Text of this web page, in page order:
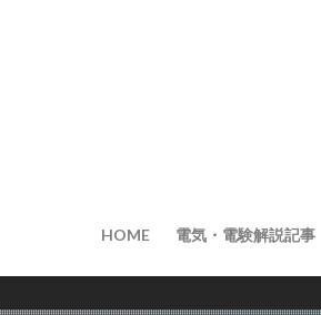
HOME 電気・電験解説記事